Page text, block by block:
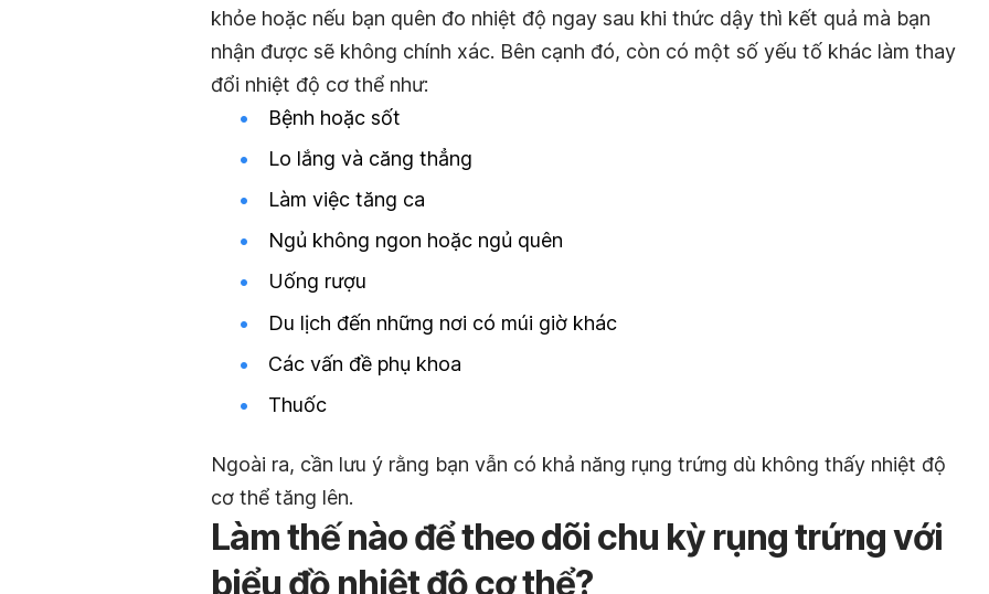
khỏe hoặc nếu bạn quên đo nhiệt độ ngay sau khi thức dậy thì kết quả mà bạn
nhận được sẽ không chính xác. Bên cạnh đó, còn có một số yếu tố khác làm thay
đổi nhiệt độ cơ thể như:
Bệnh hoặc sốt
Lo lắng và căng thẳng
Làm việc tăng ca
Ngủ không ngon hoặc ngủ quên
Uống rượu
Du lịch đến những nơi có múi giờ khác
Các vấn đề phụ khoa
Thuốc
Ngoài ra, cần lưu ý rằng bạn vẫn có khả năng rụng trứng dù không thấy nhiệt độ
cơ thể tăng lên.
Làm thế nào để theo dõi chu kỳ rụng trứng với
biểu đồ nhiệt độ cơ thể?